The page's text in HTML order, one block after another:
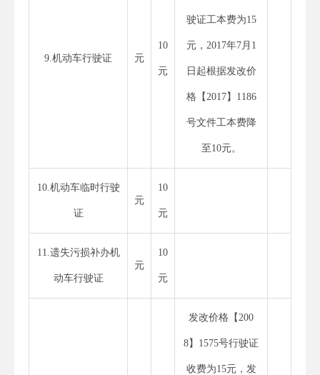
9.机动车行驶证 元
10
元
驶证工本费为15
元，2017年7月1
日起根据发改价
格【2017】1186
号文件工本费降
至10元。
10.机动车临时行驶
证
元
10
元
11.遗失污损补办机
动车行驶证
元
10
元
发改价格【200
8】1575号行驶证
收费为15元，发